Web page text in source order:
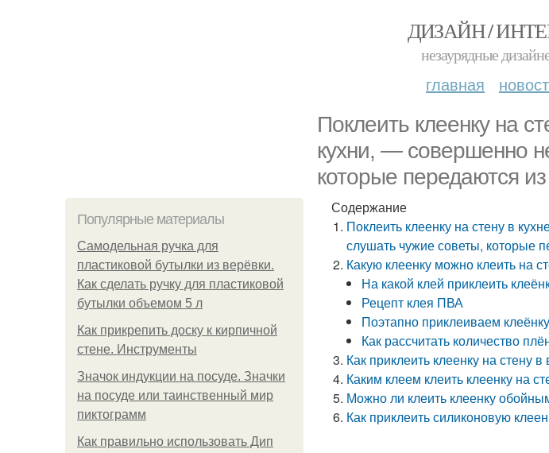
ДИЗАЙН /
незаурядные
главная
Поклеить клеенку на
кухни, — совершенно
которые передаются из
Популярные материалы
Самодельная ручка для
пластиковой бутылки из верёвки.
Как сделать ручку для пластиковой
бутылки объемом 5 л
Как прикрепить доску к кирпичной
стене. Инструменты
Значок индукции на посуде. Значки
на посуде или таинственный мир
пиктограмм
Как правильно использовать Дип
Содержание
Поклеить клеенку на стену в
слушать чужие советы, которые
Какую клеенку можно клеить на
На какой клей приклеить
Рецепт клея ПВА
Поэтапно приклеиваем
Как рассчитать количество
Как приклеить клеенку на стену
Каким клеем клеить клеенку на
Можно ли клеить клеенку
Как приклеить силиконовую